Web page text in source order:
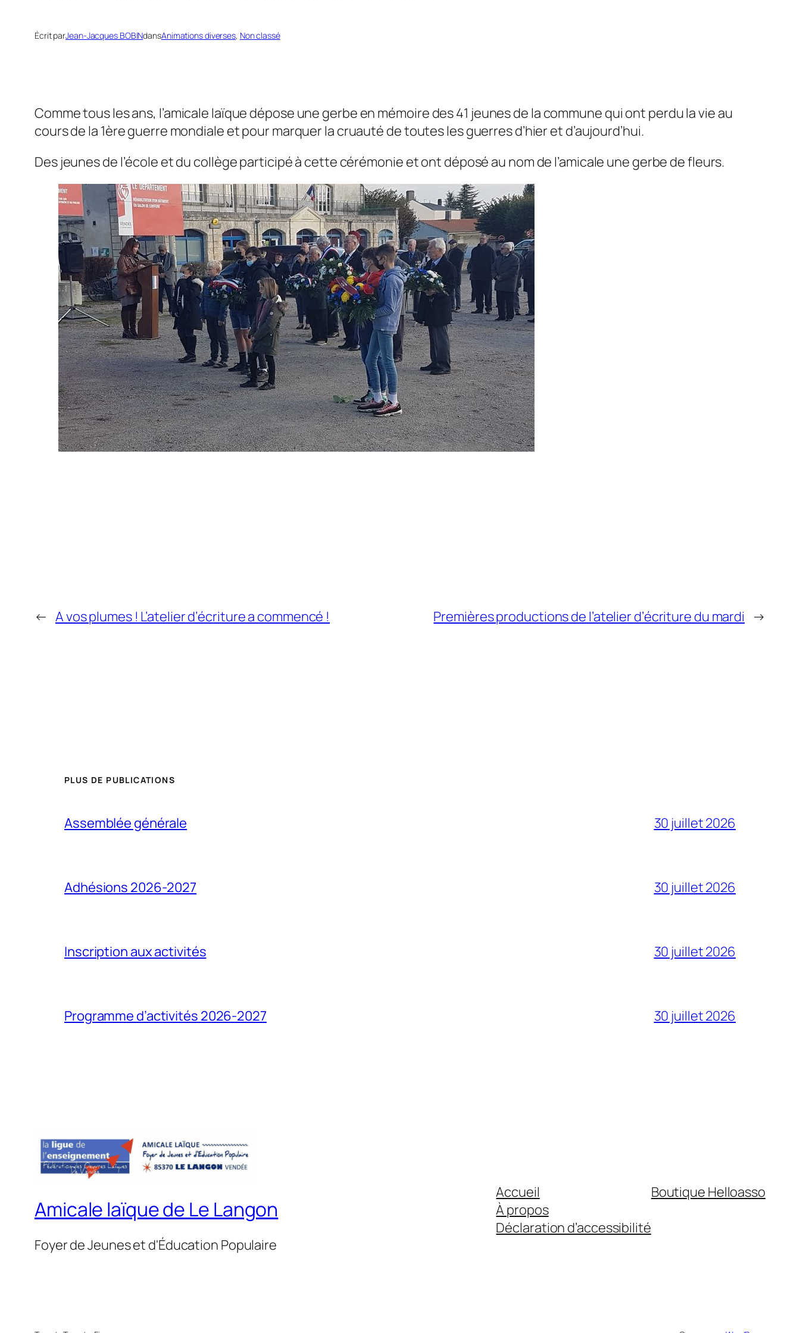
Écrit parJean-Jacques BOBINdansAnimations diverses, Non classé
Comme tous les ans, l’amicale laïque dépose une gerbe en mémoire des 41 jeunes de la commune qui ont perdu la vie au
cours de la 1ère guerre mondiale et pour marquer la cruauté de toutes les guerres d’hier et d’aujourd’hui.
Des jeunes de l’école et du collège participé à cette cérémonie et ont déposé au nom de l’amicale une gerbe de fleurs.
← A vos plumes ! L’atelier d’écriture a commencé ! Premières productions de l’atelier d’écriture du mardi →
PLUS DE PUBLICATIONS
Assemblée générale 30 juillet 2026
Adhésions 2026-2027 30 juillet 2026
Inscription aux activités 30 juillet 2026
Programme d’activités 2026-2027 30 juillet 2026
Amicale laïque de Le Langon
Foyer de Jeunes et d'Éducation Populaire
Accueil
À propos
Déclaration d’accessibilité
Boutique Helloasso